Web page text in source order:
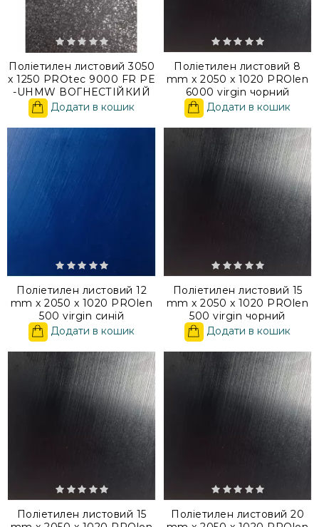
Поліетилен листовий 3050
x 1250 PROtec 9000 FR PE
-UHMW ВОГНЕСТІЙКИЙ
Додати в кошик
Поліетилен листовий 8
mm x 2050 x 1020 PROlen
6000 virgin чорний
Додати в кошик
Поліетилен листовий 12
mm x 2050 x 1020 PROlen
500 virgin синій
Додати в кошик
Поліетилен листовий 15
mm x 2050 x 1020 PROlen
500 virgin чорний
Додати в кошик
Поліетилен листовий 15
Поліетилен листовий 20